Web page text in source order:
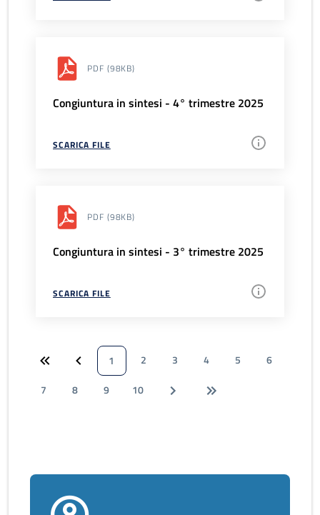
PDF (98KB)
Congiuntura in sintesi - 4° trimestre 2025
SCARICA FILE
PDF (98KB)
Congiuntura in sintesi - 3° trimestre 2025
SCARICA FILE
1 2 3 4 5
6
7
8 9 10